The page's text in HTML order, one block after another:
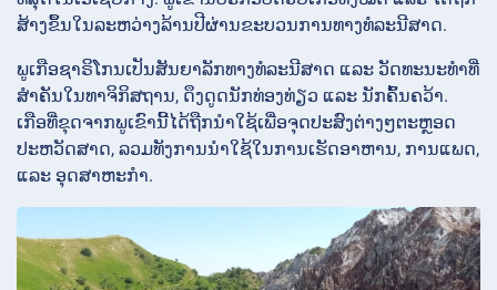
ສ້າງຂຶ້ນໃນລະຫວ່າງລ້ານປີຜ່ານຂະບວນການທາງທໍລະນີສາດ.
ພູເກືອຊາຣິໂກນເປັນສັນຍາລັກທາງທໍລະນີສາດ ແລະ ວັດທະນະທຳທີ່
ສຳຄັນໃນທາຈິກິສຖານ, ດຶງດູດນັກທ່ອງທ່ຽວ ແລະ ນັກຄົ້ນຄວ້າ.
ເກືອທີ່ຂຸດຈາກພູເຂົານີ້ໄດ້ຖືກນຳໃຊ້ເພື່ອຈຸດປະສົງຕ່າງໆຕະຫຼອດ
ປະຫວັດສາດ, ລວມທັງການນຳໃຊ້ໃນການເຮັດອາຫານ, ການແພດ,
ແລະ ອຸດສາຫະກຳ.